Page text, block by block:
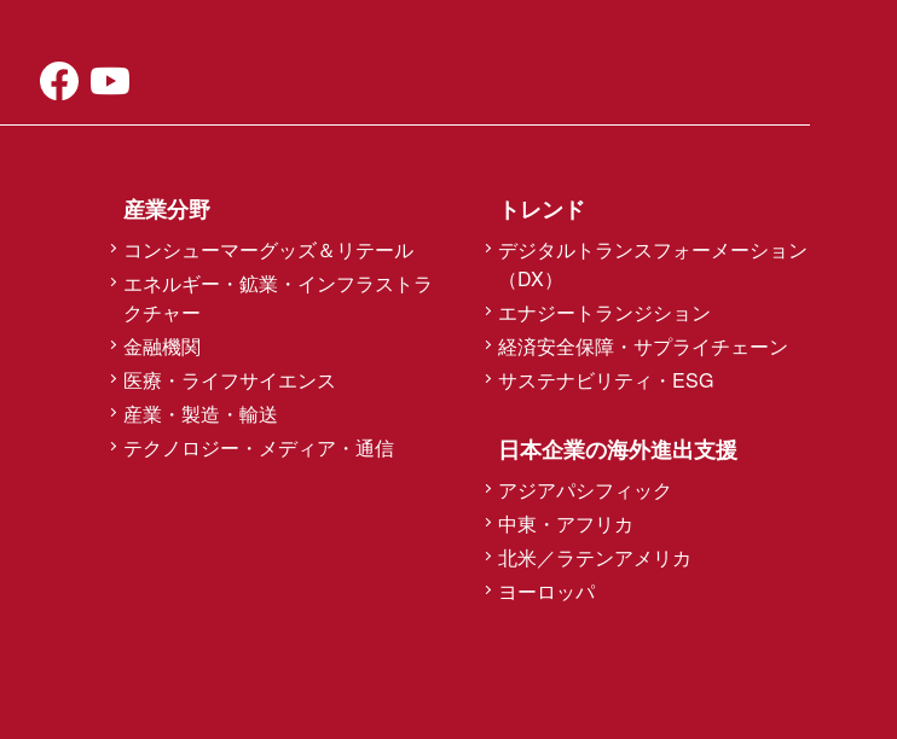
産業分野
コンシューマーグッズ＆リテール
エネルギー・鉱業・インフラストラ
クチャー
金融機関
医療・ライフサイエンス
産業・製造・輸送
テクノロジー・メディア・通信
トレンド
デジタルトランスフォーメーション
（DX）
エナジートランジション
経済安全保障・サプライチェーン
サステナビリティ・ESG
日本企業の海外進出支援
アジアパシフィック
中東・アフリカ
北米／ラテンアメリカ
ヨーロッパ